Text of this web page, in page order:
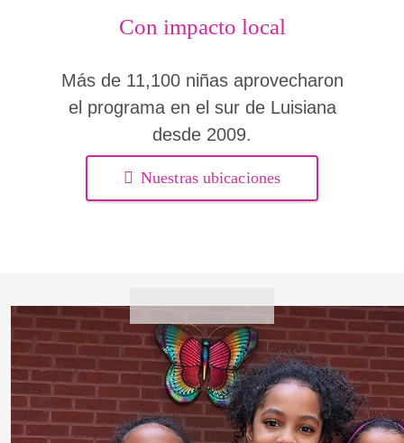
Con impacto local
Más de 11,100 niñas aprovecharon
el programa en el sur de Luisiana
desde 2009.
Nuestras ubicaciones